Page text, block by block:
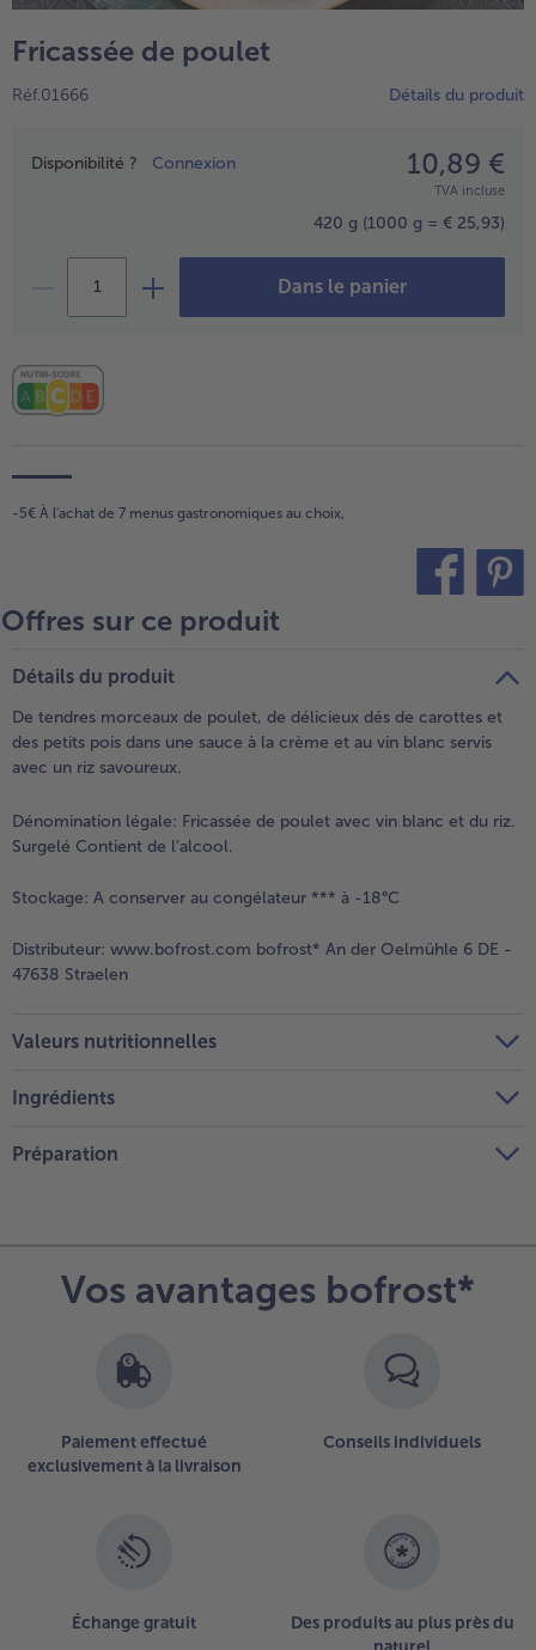
TousUstensiles de cuisine
Tousbofrost*free
Tousbofrost*plus.
Alternatives végétale
Fricassée de poulet
Réf.01666 Détails du produit
Prix
Disponibilité ? Connexion 10,89 €
TVA incluse
420 g (1000 g = € 25,93)
Dans le panier
-5€ À l'achat de 7 menus gastronomiques au choix,
Offres sur ce produit
Détails du produit
De tendres morceaux de poulet, de délicieux dés de carottes et
des petits pois dans une sauce à la crème et au vin blanc servis
avec un riz savoureux.
Dénomination légale: Fricassée de poulet avec vin blanc et du riz.
Surgelé Contient de l’alcool.
Stockage: A conserver au congélateur *** à -18°C
Distributeur: www.bofrost.com bofrost* An der Oelmühle 6 DE -
47638 Straelen
Valeurs nutritionnelles
Ingrédients
Préparation
Vos avantages bofrost*
Paiement effectué
exclusivement à la livraison
Conseils individuels
Échange gratuit
Des produits au plus près du